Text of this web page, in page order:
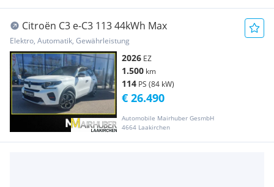
Citroën C3 e-C3 113 44kWh Max
Elektro, Automatik, Gewährleistung
2026 EZ
1.500 km
114 PS (84 kW)
Automobile Mairhuber GesmbH
4664 Laakirchen
€ 26.490